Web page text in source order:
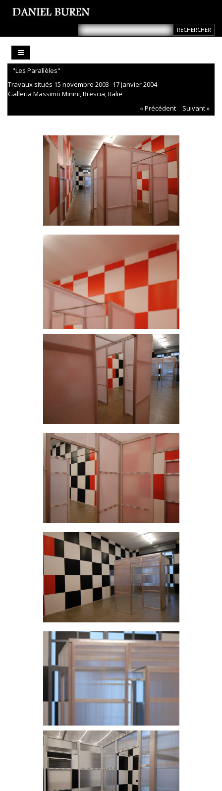
"Les Parallèles"
Travaux situés 15 novembre 2003 -17 janvier 2004
Galleria Massimo Minini, Brescia, Italie
« Précédent
Suivant »